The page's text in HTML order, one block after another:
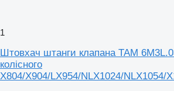
1
Штовхач штанги клапана TAM
колісного
X804/X904/LX954/NLX1024/NLX1054/